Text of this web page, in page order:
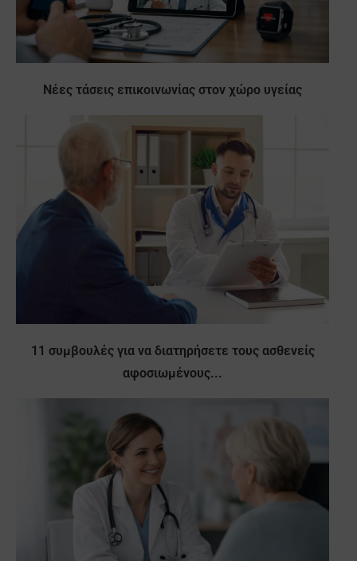
Νέες τάσεις επικοινωνίας στον χώρο υγείας
11 συμβουλές για να διατηρήσετε τους ασθενείς
αφοσιωμένους...